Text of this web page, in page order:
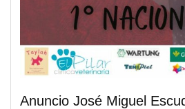
Anuncio José Miguel